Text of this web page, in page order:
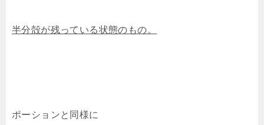
半分殻が残っている状態のもの。
ポーションと同様に